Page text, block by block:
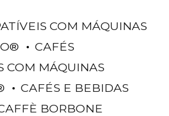
COM MÁQUINAS
CAFÉS
COM MÁQUINAS
CAFÉS E BEBIDAS
BORBONE